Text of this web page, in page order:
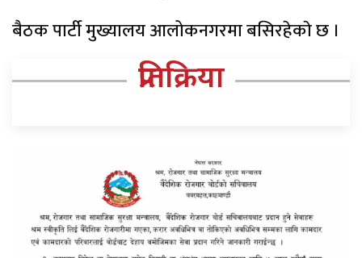
बैठक पार्टी मुख्यालय आलोकनगरमा बसिरहेकाे छ ।
प्रतिक्रिया